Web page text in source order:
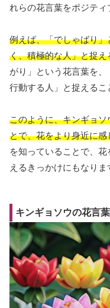
れらの花言葉をポジティ
例えば、「でしゃばり
く、積極的な人」と捉
がり」という花言葉を
行動する人」と捉えるこ
このように、キンギョ
とで、花をより身近に
を知っていることで、
えるきっかけにもなりま
キンギョソウの花言